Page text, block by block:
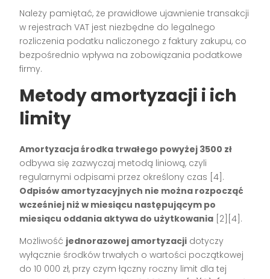
Należy pamiętać, że prawidłowe ujawnienie transakcji
w rejestrach VAT jest niezbędne do legalnego
rozliczenia podatku naliczonego z faktury zakupu, co
bezpośrednio wpływa na zobowiązania podatkowe
firmy.
Metody amortyzacji i ich
limity
Amortyzacja środka trwałego powyżej 3500 zł
odbywa się zazwyczaj metodą liniową, czyli
regularnymi odpisami przez określony czas [4] .
Odpisów amortyzacyjnych nie można rozpocząć
wcześniej niż w miesiącu następującym po
miesiącu oddania aktywa do użytkowania [2][4] .
Możliwość jednorazowej amortyzacji dotyczy
wyłącznie środków trwałych o wartości początkowej
do 10 000 zł, przy czym łączny roczny limit dla tej